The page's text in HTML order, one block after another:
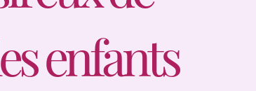
enfants